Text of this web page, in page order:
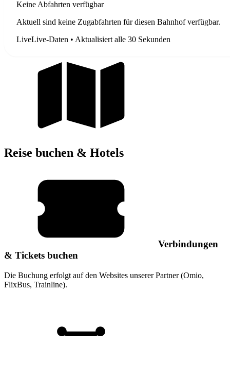
Keine Abfahrten verfügbar
Aktuell sind keine Zugabfahrten für diesen Bahnhof verfügbar.
LiveLive-Daten • Aktualisiert alle 30 Sekunden
Reise buchen & Hotels
Verbindungen
& Tickets buchen
Die Buchung erfolgt auf den Websites unserer Partner (Omio,
FlixBus, Trainline).